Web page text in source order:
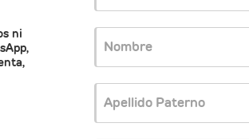
ni
Nombre
Apellido Paterno